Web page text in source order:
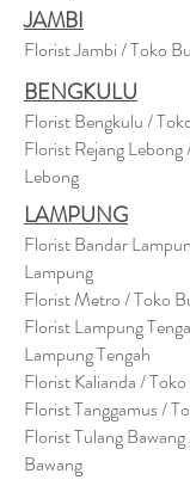
JAMBI
Florist Jambi / Toko
BENGKULU
Florist Bengkulu /
Florist Rejang
Lebong
LAMPUNG
Florist Bandar
Lampung
Florist Metro / Toko
Florist Lampung
Lampung Tengah
Florist Kalianda /
Florist Tanggamus /
Florist Tulang
Bawang